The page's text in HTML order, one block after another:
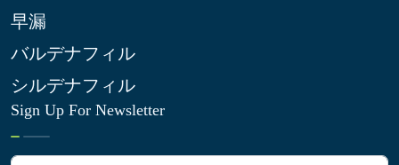
早漏
バルデナフィル
シルデナフィル
Sign Up For Newsletter